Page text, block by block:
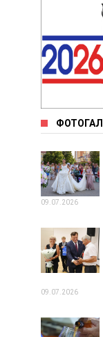
09.07.2026
09.07.2026